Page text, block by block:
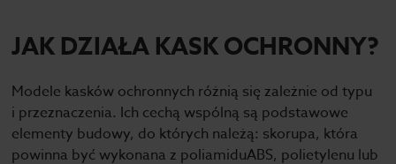
JAK DZIAŁA KASK OCHRONNY?
Modele kasków ochronnych różnią się zależnie od typu
i przeznaczenia. Ich cechą wspólną są podstawowe
elementy budowy, do których należą: skorupa, która
powinna być wykonana z poliamiduABS, polietylenu lub